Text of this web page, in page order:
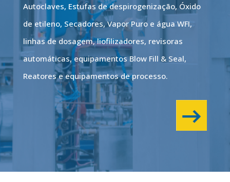
Autoclaves, Estufas de despirogenização, Óxido
de etileno, Secadores, Vapor Puro e água WFI,
linhas de dosagem, liofilizadores, revisoras
automáticas, equipamentos Blow Fill & Seal,
Reatores e equipamentos de processo.